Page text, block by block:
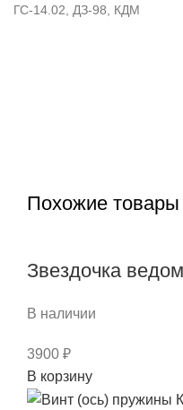
ГС-14.02, ДЗ-98, КДМ
Похожие товары
Звездочка
В наличии
3900 ₽
Количество
товара
В корзину